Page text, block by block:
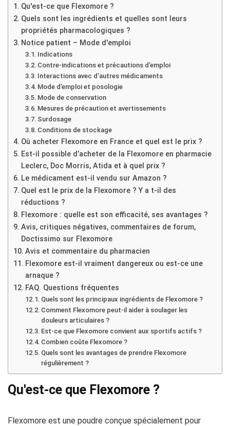
Qu'est-ce que Flexomore ?
Quels sont les ingrédients et quelles sont leurs
propriétés pharmacologiques ?
Notice patient – Mode d'emploi
Indications
Contre-indications et précautions d’emploi
Interactions avec d’autres médicaments
Mode d’emploi et posologie
Mode de conservation
Mesures de précaution et avertissements
Surdosage
Conditions de stockage
Où acheter Flexomore en France et quel est le prix ?
Est-il possible d’acheter de la Flexomore en pharmacie
Leclerc, Doc Morris, Atida et à quel prix ?
Le médicament est-il vendu sur Amazon ?
Quel est le prix de la Flexomore ? Y a t-il des
réductions ?
Flexomore : quelle est son efficacité, ses avantages ?
Avis, critiques négatives, commentaires de forum,
Doctissimo sur Flexomore
Avis et commentaire du pharmacien
Flexomore est-il vraiment dangereux ou est-ce une
arnaque ?
FAQ. Questions fréquentes
Quels sont les principaux ingrédients de Flexomore ?
Comment Flexomore peut-il aider à soulager les
douleurs articulaires ?
Est-ce que Flexomore convient aux sportifs actifs ?
Combien coûte Flexomore ?
Quels sont les avantages de prendre Flexomore
régulièrement ?
Qu'est-ce que Flexomore ?
Flexomore est une poudre conçue spécialement pour